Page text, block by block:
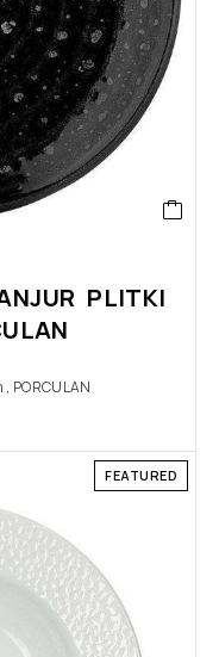
PLITKI
PORCULAN
FEATURED